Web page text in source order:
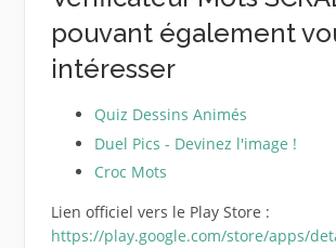
pouvant également
intéresser
Quiz Dessins Animés
Duel Pics - Devinez l'image !
Croc Mots
Lien officiel vers le Play Store :
https://play.google.com/store/apps/